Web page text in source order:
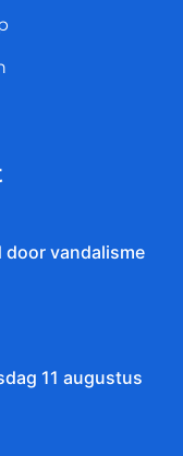
door vandalisme
11 augustus